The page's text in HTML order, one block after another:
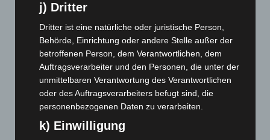
Dezember 2025
November 2025(114)
Oktober 2025(112)
September 2025(93)
August 2025
(90)
Juli 2025(90)
Juni 2025(103)
j) Dritter
Dritter ist eine natürliche oder juristische Person,
Behörde, Einrichtung oder andere Stelle außer der
betroffenen Person, dem Verantwortlichen, dem
Auftragsverarbeiter und den Personen, die unter der
unmittelbaren Verantwortung des Verantwortlichen
oder des Auftragsverarbeiters befugt sind, die
personenbezogenen Daten zu verarbeiten.
k) Einwilligung